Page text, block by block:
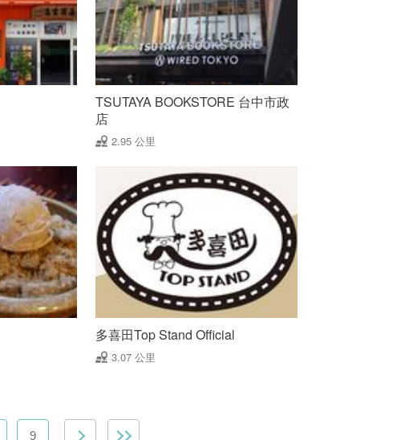
TSUTAYA BOOKSTORE 台中市政
店
2.95 公里
多喜田Top Stand Official
3.07 公里
9